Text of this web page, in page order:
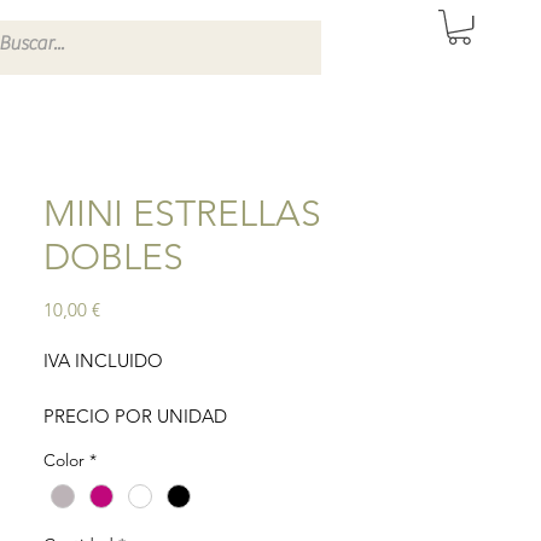
DE SEVILLA
MINI ESTRELLAS
DOBLES
10,00 €Precio
IVA INCLUIDO
PRECIO POR UNIDAD
Pendientes dorados de estrellas dobles
con circonita. Disponible con circonita
Color *